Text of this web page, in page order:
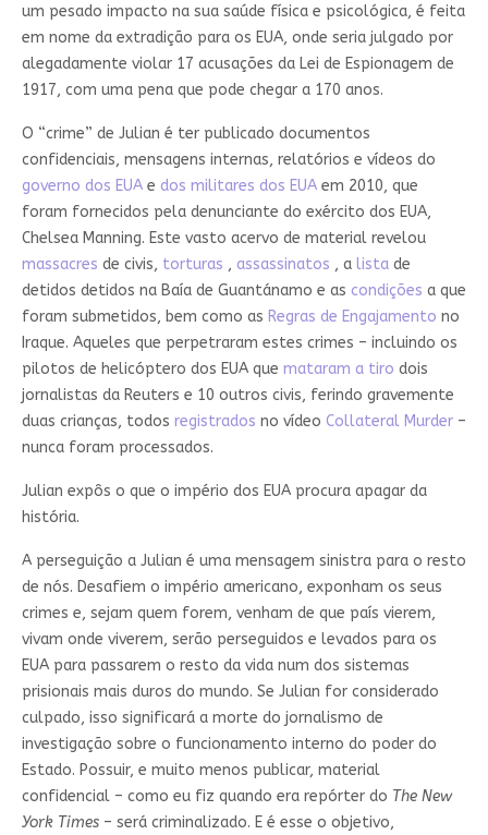
um pesado impacto na sua saúde física e psicológica, é feita
em nome da extradição para os EUA, onde seria julgado por
alegadamente violar 17 acusações da Lei de Espionagem de
1917, com uma pena que pode chegar a 170 anos.
O “crime” de Julian é ter publicado documentos
confidenciais, mensagens internas, relatórios e vídeos do
governo dos EUA e dos militares dos EUA em 2010, que
foram fornecidos pela denunciante do exército dos EUA,
Chelsea Manning. Este vasto acervo de material revelou
massacres de civis, torturas , assassinatos , a lista de
detidos detidos na Baía de Guantánamo e as condições a que
foram submetidos, bem como as Regras de Engajamento no
Iraque. Aqueles que perpetraram estes crimes – incluindo os
pilotos de helicóptero dos EUA que mataram a tiro dois
jornalistas da Reuters e 10 outros civis, ferindo gravemente
duas crianças, todos registrados no vídeo Collateral Murder –
nunca foram processados.
Julian expôs o que o império dos EUA procura apagar da
história.
A perseguição a Julian é uma mensagem sinistra para o resto
de nós. Desafiem o império americano, exponham os seus
crimes e, sejam quem forem, venham de que país vierem,
vivam onde viverem, serão perseguidos e levados para os
EUA para passarem o resto da vida num dos sistemas
prisionais mais duros do mundo. Se Julian for considerado
culpado, isso significará a morte do jornalismo de
investigação sobre o funcionamento interno do poder do
Estado. Possuir, e muito menos publicar, material
confidencial – como eu fiz quando era repórter do The New
York Times– será criminalizado. E é esse o objetivo,